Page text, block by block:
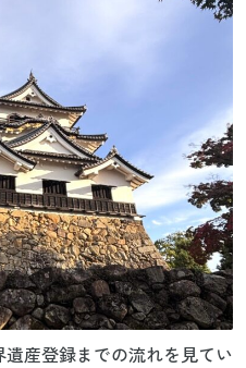
産登録までの流れを見てい